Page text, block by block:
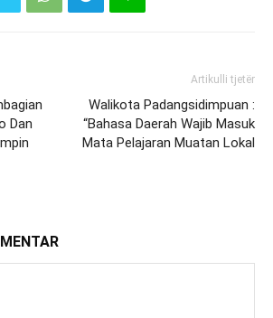
Dan
Artikulli tjetër
Walikota Padangsidimpuan :
“Bahasa Daerah Wajib Masuk
Mata Pelajaran Muatan Lokal